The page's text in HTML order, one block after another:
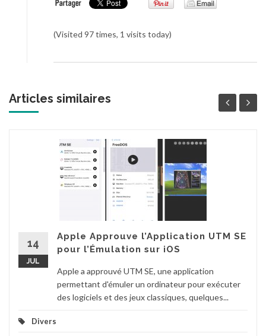
(Visited 97 times, 1 visits today)
Articles similaires
14
JUL
Apple Approuve l’Application UTM SE
pour l’Émulation sur iOS
Apple a approuvé UTM SE, une application
permettant d'émuler un ordinateur pour exécuter
des logiciels et des jeux classiques, quelques...
Divers